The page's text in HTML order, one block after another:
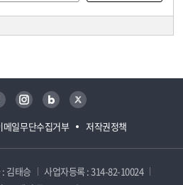
메일무단수집거부 저작권정책
인스타그램 블로그 트위터
김태승
사업자등록 : 314-82-10024